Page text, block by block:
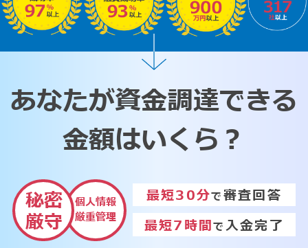
あなたが資金調達できる
金額はいくら？
秘密
厳守
個人情報
厳重管理
最短30分で審査回答
最短7時間で入金完了